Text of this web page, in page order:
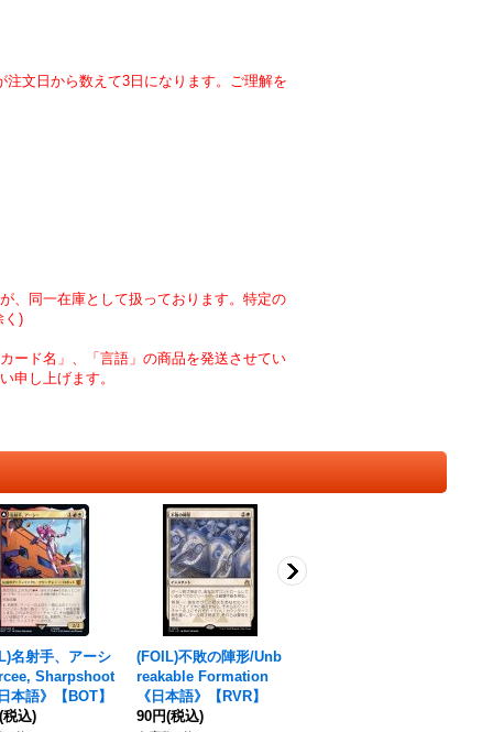
文日から数えて3日になります。ご理解を
、同一在庫として扱っております。特定の
く)
ード名」、「言語」の商品を発送させてい
申し上げます。
名射手、アーシ
Sharpshoot
本語》【BOT】
(税込)
(FOIL)不敗の陣形/Unb
reakable Formation
《日本語》【RVR】
90円(税込)